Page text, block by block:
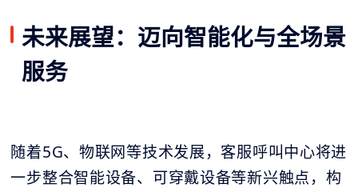
未来展望：迈向智能化与全场景
服务
随着5G、物联网等技术发展，客服呼叫中心将进
一步整合智能设备、可穿戴设备等新兴触点，构